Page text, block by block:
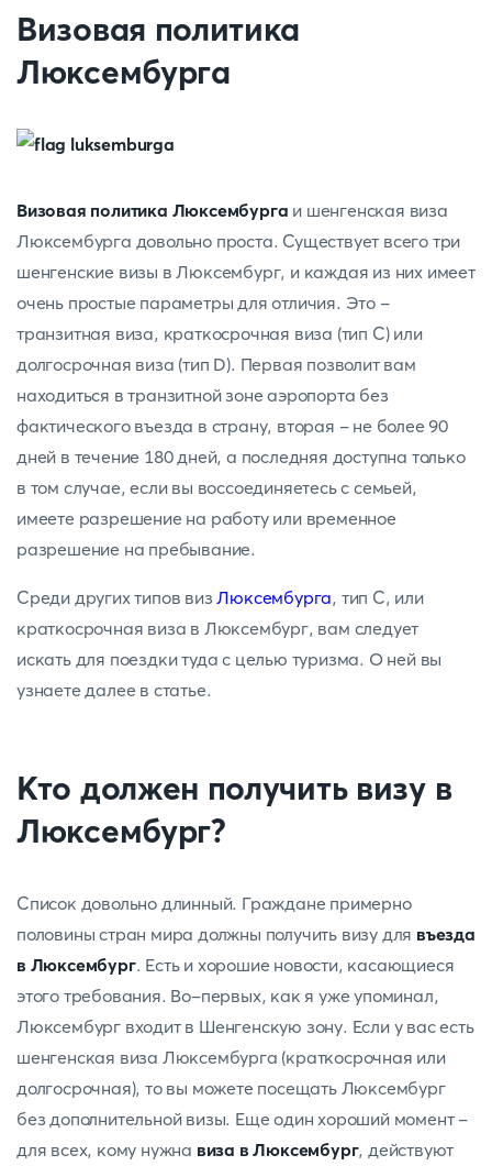
Визовая политика
Люксембурга
Визовая политика Люксембурга и шенгенская виза
Люксембурга довольно проста. Существует всего три
шенгенские визы в Люксембург, и каждая из них имеет
очень простые параметры для отличия. Это -
транзитная виза, краткосрочная виза (тип С) или
долгосрочная виза (тип D). Первая позволит вам
находиться в транзитной зоне аэропорта без
фактического въезда в страну, вторая - не более 90
дней в течение 180 дней, а последняя доступна только
в том случае, если вы воссоединяетесь с семьей,
имеете разрешение на работу или временное
разрешение на пребывание.
Среди других типов визЛюксембурга, тип С, или
краткосрочная виза в Люксембург, вам следует
искать для поездки туда с целью туризма. О ней вы
узнаете далее в статье.
Кто должен получить визу в
Люксембург?
Список довольно длинный. Граждане примерно
половины стран мира должны получить визу для въезда
в Люксембург. Есть и хорошие новости, касающиеся
этого требования. Во-первых, как я уже упоминал,
Люксембург входит в Шенгенскую зону. Если у вас есть
шенгенская виза Люксембурга (краткосрочная или
долгосрочная), то вы можете посещать Люксембург
без дополнительной визы. Еще один хороший момент -
для всех, кому нужна виза в Люксембург, действуют